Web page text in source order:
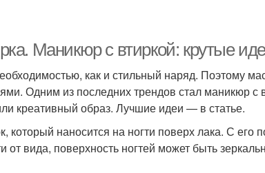
Маникюр с втиркой: крутые
как и стильный наряд. Поэтому
Одним из последних трендов стал маникюр с
креативный образ. Лучшие идеи — в статье.
который наносится на ногти поверх лака. С
вида, поверхность ногтей может быть